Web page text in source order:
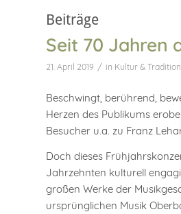
Beiträge
Seit 70 Jahren
21. April 2019 / in Kultur & Tradition
Beschwingt, berührend,
Herzen des Publikums
Besucher u.a. zu Franz
Doch dieses
Jahrzehnten kulturell
großen Werke der
ursprünglichen Musik